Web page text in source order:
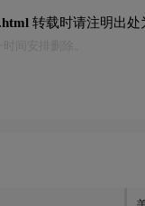
转载时请注明出